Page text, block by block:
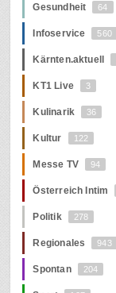
Gesundheit 64
Infoservice 560
Kärnten.aktuell
KT1 Live 3
Kulinarik 36
Kultur 122
Messe TV 94
Österreich Intim
Politik 278
Regionales 943
Spontan 204